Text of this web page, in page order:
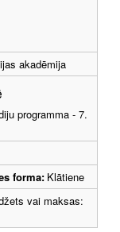
akadēmija
programma - 7.
forma: Klātiene
vai maksas: